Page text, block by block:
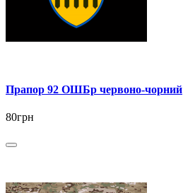
Прапор 92 ОШБр червоно-чорний
80грн